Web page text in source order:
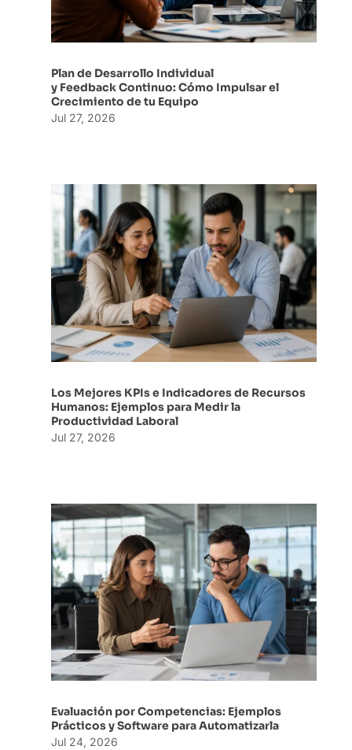
Plan de Desarrollo Individual
y Feedback Continuo: Cómo Impulsar el
Crecimiento de tu Equipo
Jul 27, 2026
Los Mejores KPIs e Indicadores de Recursos
Humanos: Ejemplos para Medir la
Productividad Laboral
Jul 27, 2026
Evaluación por Competencias: Ejemplos
Prácticos y Software para Automatizarla
Jul 24, 2026